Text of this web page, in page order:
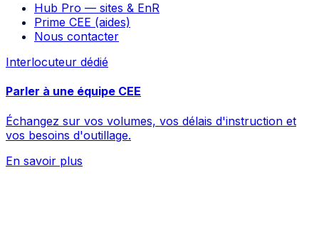
Hub Pro — sites & EnR
Prime CEE (aides)
Nous contacter
Interlocuteur dédié
Parler à une équipe CEE
Échangez sur vos volumes, vos délais d'instruction et
vos besoins d'outillage.
En savoir plus